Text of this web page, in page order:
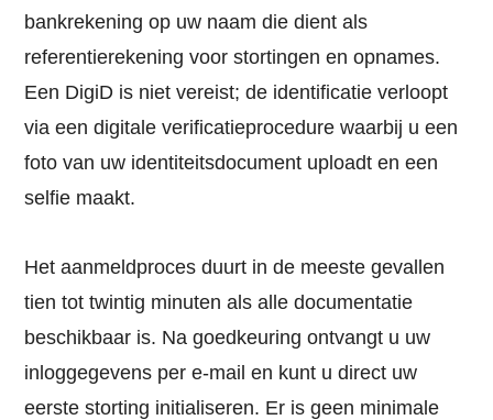
bankrekening op uw naam die dient als
referentierekening voor stortingen en opnames.
Een DigiD is niet vereist; de identificatie verloopt
via een digitale verificatieprocedure waarbij u een
foto van uw identiteitsdocument uploadt en een
selfie maakt.
Het aanmeldproces duurt in de meeste gevallen
tien tot twintig minuten als alle documentatie
beschikbaar is. Na goedkeuring ontvangt u uw
inloggegevens per e-mail en kunt u direct uw
eerste storting initialiseren. Er is geen minimale